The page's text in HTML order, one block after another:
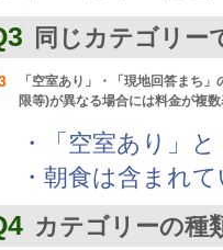
同じカテゴリー
「空室あり」・「現地回答まち
限等)が異なる場合には料金が複
・「空室あり」
・朝食は含まれ
カテゴリーの種